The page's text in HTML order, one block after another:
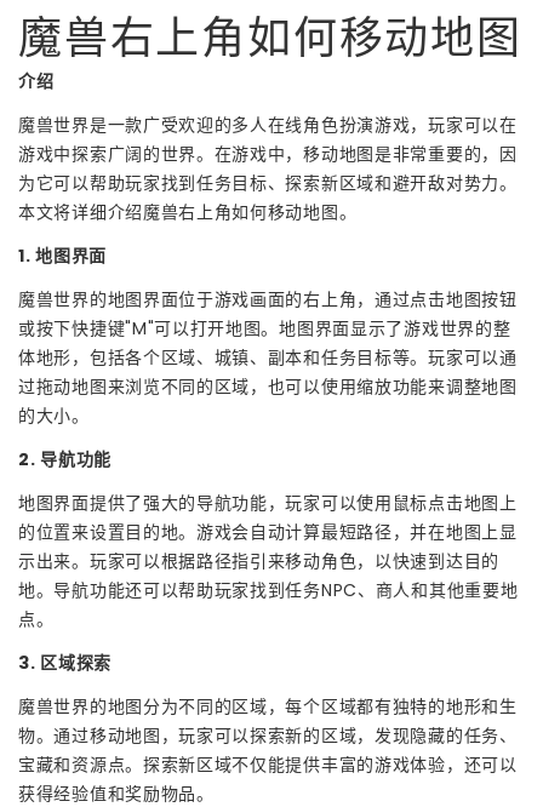
魔兽右上角如何移动地图
介绍
魔兽世界是一款广受欢迎的多人在线角色扮演游戏，玩家可以在
游戏中探索广阔的世界。在游戏中，移动地图是非常重要的，因
为它可以帮助玩家找到任务目标、探索新区域和避开敌对势力。
本文将详细介绍魔兽右上角如何移动地图。
1. 地图界面
魔兽世界的地图界面位于游戏画面的右上角，通过点击地图按钮
或按下快捷键"M"可以打开地图。地图界面显示了游戏世界的整
体地形，包括各个区域、城镇、副本和任务目标等。玩家可以通
过拖动地图来浏览不同的区域，也可以使用缩放功能来调整地图
的大小。
2. 导航功能
地图界面提供了强大的导航功能，玩家可以使用鼠标点击地图上
的位置来设置目的地。游戏会自动计算最短路径，并在地图上显
示出来。玩家可以根据路径指引来移动角色，以快速到达目的
地。导航功能还可以帮助玩家找到任务NPC、商人和其他重要地
点。
3. 区域探索
魔兽世界的地图分为不同的区域，每个区域都有独特的地形和生
物。通过移动地图，玩家可以探索新的区域，发现隐藏的任务、
宝藏和资源点。探索新区域不仅能提供丰富的游戏体验，还可以
获得经验值和奖励物品。